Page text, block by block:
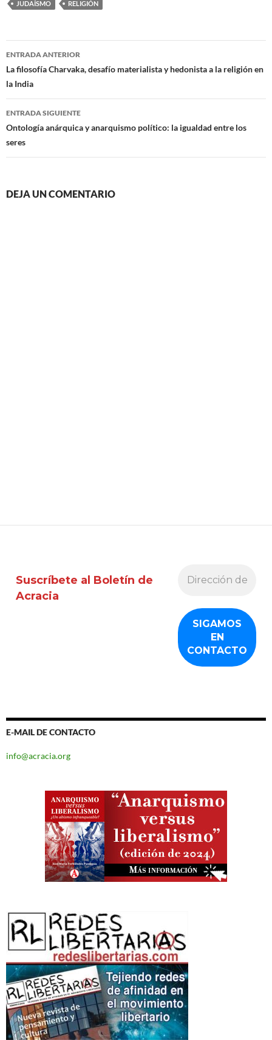
JUDAÍSMO RELIGIÓN
Navegación
de
entradas
ENTRADA ANTERIOR
La filosofía Charvaka, desafío materialista y hedonista a la religión en
la India
ENTRADA SIGUIENTE
Ontología anárquica y anarquismo político: la igualdad entre los
seres
DEJA UN COMENTARIO
Suscríbete al Boletín de
Acracia
E-MAIL DE CONTACTO
info@acracia.org